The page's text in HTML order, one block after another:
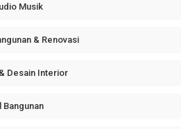
Musik
& Renovasi
Desain Interior